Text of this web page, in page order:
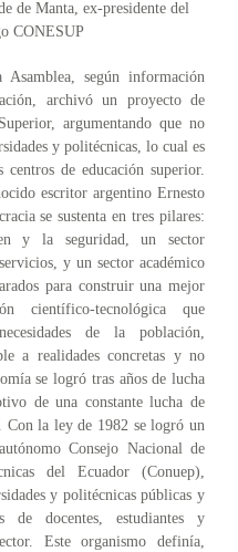
de Manta, ex-presidente del
CONESUP
según información
archivó un proyecto de
argumentando que no
y politécnicas, lo cual es
de educación superior.
escritor argentino Ernesto
se sustenta en tres pilares:
y la seguridad, un sector
y un sector académico
para construir una mejor
científico-tecnológica que
de la población,
a realidades concretas y no
se logró tras años de lucha
de una constante lucha de
Con la ley de 1982 se logró un
Consejo Nacional de
del Ecuador (Conuep),
y politécnicas públicas y
de docentes, estudiantes y
Este organismo definía,